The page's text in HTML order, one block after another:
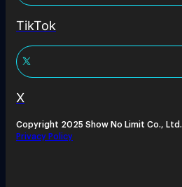
TikTok
X
Copyright 2025 Show No Limit Co., Ltd.
Privacy Policy